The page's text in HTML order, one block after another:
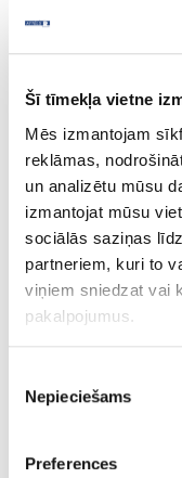
Šī tīmekļa vietne
Mēs izmantojam
reklāmas,
un analizētu mūsu
izmantojat mūsu
sociālās saziņas
partneriem, kuri to
viņiem sniedzat vai
pakalpojumus.
izvēle
Nepieciešams
Preferences
Estana Oak Light
Uzdot jautājumu
Nosūtīt saiti uz
Drukāt